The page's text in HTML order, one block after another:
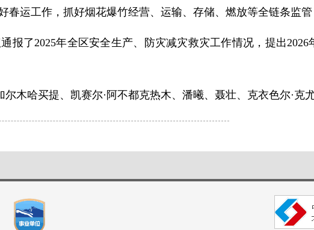
运工作，抓好烟花爆竹经营、运输、存储、燃放等全链条监管
报了2025年全区安全生产、防灾减灾救灾工作情况，提出
木哈买提、凯赛尔·阿不都克热木、潘曦、聂壮、克衣色尔·克尤